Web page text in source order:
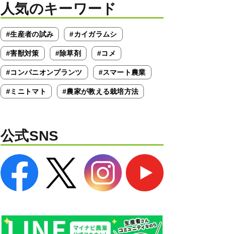
人気のキーワード
#生産者の試み #カイガラムシ
#害獣対策 #除草剤 #コメ
#コンパニオンプランツ #スマート農業
#ミニトマト #農家が教える栽培方法
公式SNS